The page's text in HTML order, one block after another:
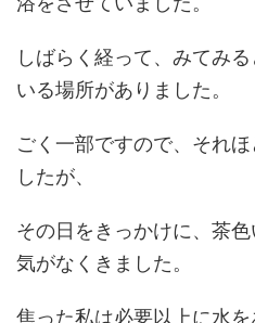
しばらく経って、みてみ
いる場所がありました。
ごく一部ですので、それ
したが、
その日をきっかけに、茶
気がなくきました。
焦った私は必要以上に水